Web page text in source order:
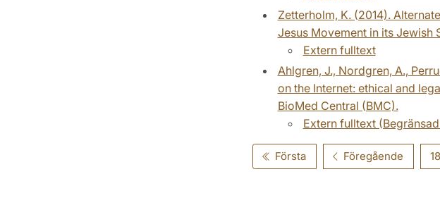
Zetterholm, K. (2014).
Jesus Movement in its Jewish
Extern fulltext
Ahlgren, J., Nordgren, A.,
on the Internet: ethical and
BioMed Central (BMC).
Extern fulltext
Första Föregående 18